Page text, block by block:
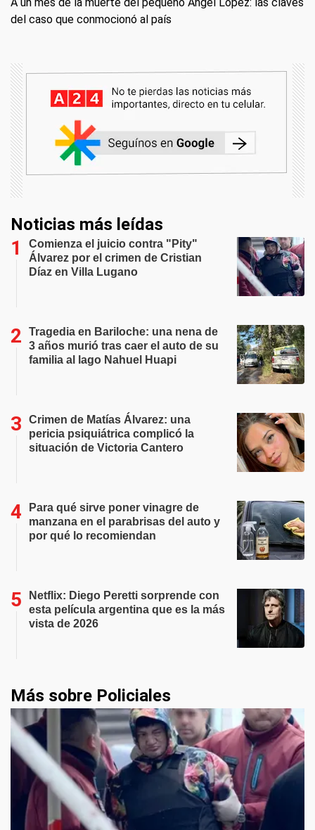
del caso que conmocionó al país
Noticias más leídas
Comienza el juicio contra "Pity"
Álvarez por el crimen de Cristian
Díaz en Villa Lugano
Tragedia en Bariloche: una nena de
3 años murió tras caer el auto de su
familia al lago Nahuel Huapi
Crimen de Matías Álvarez: una
pericia psiquiátrica complicó la
situación de Victoria Cantero
Para qué sirve poner vinagre de
manzana en el parabrisas del auto y
por qué lo recomiendan
Netflix: Diego Peretti sorprende con
esta película argentina que es la más
vista de 2026
Más sobre Policiales